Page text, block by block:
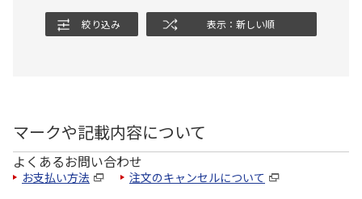
絞り込み 表示：新しい順
マークや記載内容について
よくあるお問い合わせ
お支払い方法 注文のキャンセルについて